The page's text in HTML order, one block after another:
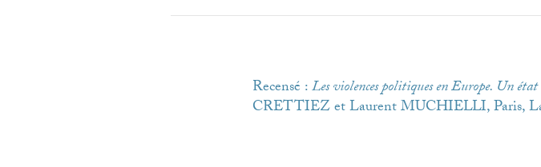
Recensé :Les violences politiques en Europe. Un
CRETTIEZet LaurentMUCHIELLI, Paris,